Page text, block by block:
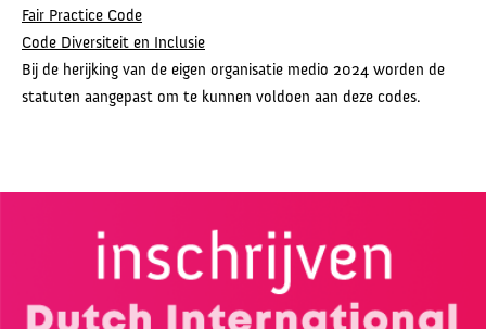
Fair Practice Code
Code Diversiteit en Inclusie
Bij de herijking van de eigen organisatie medio 2024 worden de
statuten aangepast om te kunnen voldoen aan deze codes.